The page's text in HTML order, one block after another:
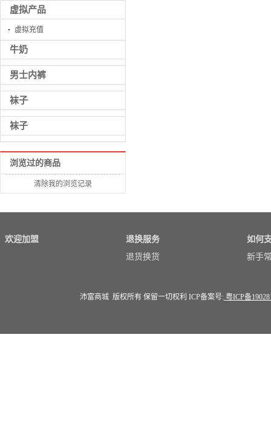
虚拟产品
虚拟充值
牛奶
男士内裤
袜子
袜子
浏览过的商品
清除我的浏览记录
欢迎加盟
退换服务
退货换货
如何
新手
沛富商城 版权所有 保留一切权利 ICP备案号: 粤ICP备